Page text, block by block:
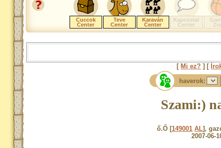
Cuccok
Center
Teve
Center
Karaván
Center
Kapcsolat
Center
[ Mi ez? ] [
haverok:
Szami:)
ő.Ő [149001 AL],
2007-06-